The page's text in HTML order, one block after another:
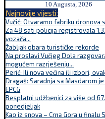
10 Augusta, 2026
Najnovije vijesti:
Vučić: Otvaramo fabriku dronova
Za 48 sati policija registrovala
vozača...
Žabljak obara turističke rekorde
Na proslavi Vučjeg Dola
mogućem razrješenju...
Perić: Ili nova većina ili izbori,
Dragaš: Saradnja sa Masdarom
EPCG
Besplatni udžbenici za više od
ponedjeljak
Kao iz snova – Crna Gora u